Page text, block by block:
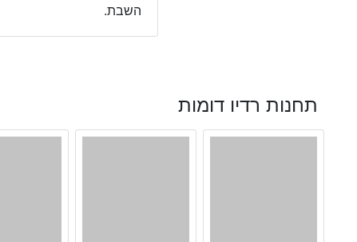
השבת.
תחנות רדיו דומות